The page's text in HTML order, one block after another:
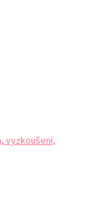
vyzkoušení,